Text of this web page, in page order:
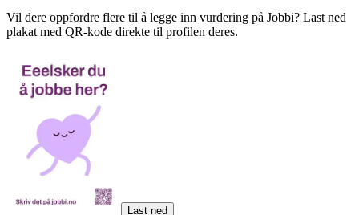
Vil dere oppfordre flere til å legge inn vurdering på Jobbi? Last ned
plakat med QR-kode direkte til profilen deres.
Last ned